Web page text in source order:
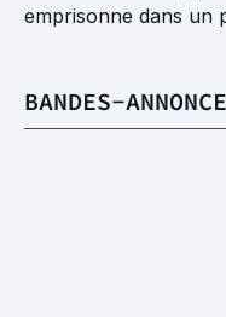
emprisonne dans un
BANDES-